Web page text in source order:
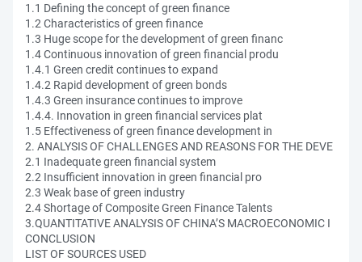
1.1 Defining the concept of green finance
1.2 Characteristics of green finance
1.3 Huge scope for the development of green financ
1.4 Continuous innovation of green financial produ
1.4.1 Green credit continues to expand
1.4.2 Rapid development of green bonds
1.4.3 Green insurance continues to improve
1.4.4. Innovation in green financial services plat
1.5 Effectiveness of green finance development in
2. ANALYSIS OF CHALLENGES AND REASONS FOR THE DEVE
2.1 Inadequate green financial system
2.2 Insufficient innovation in green financial pro
2.3 Weak base of green industry
2.4 Shortage of Composite Green Finance Talents
3.QUANTITATIVE ANALYSIS OF CHINA’S MACROECONOMIC I
CONCLUSION
LIST OF SOURCES USED